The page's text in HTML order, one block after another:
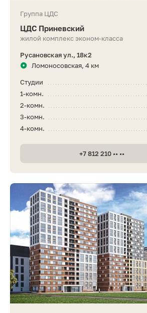
Группа ЦДС
ЦДС Приневский
жилой комплекс эконом-класса
Русановская ул., 18к2
Ломоносовская, 4 км
Студии
1-комн.
2-комн.
3-комн.
4-комн.
+7 812 210 •• ••